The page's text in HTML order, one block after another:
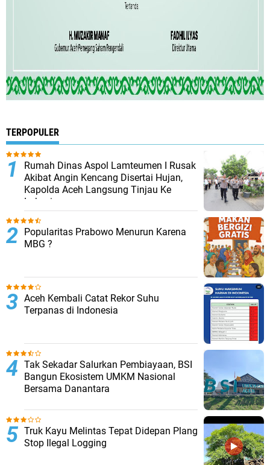
TERPOPULER
Rumah Dinas Aspol Lamteumen I Rusak
Akibat Angin Kencang Disertai Hujan,
Kapolda Aceh Langsung Tinjau Ke
Lokasi
Popularitas Prabowo Menurun Karena
MBG ?
Aceh Kembali Catat Rekor Suhu
Terpanas di Indonesia
Tak Sekadar Salurkan Pembiayaan, BSI
Bangun Ekosistem UMKM Nasional
Bersama Danantara
Truk Kayu Melintas Tepat Didepan Plang
Stop Ilegal Logging